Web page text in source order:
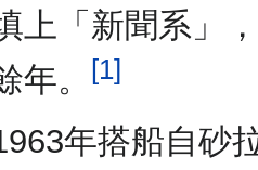
上「新聞系」
年。
[1]
年搭船自砂